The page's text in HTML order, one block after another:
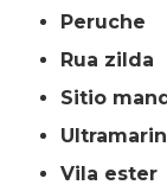
peruche
rua zilda
sitio
vila ester